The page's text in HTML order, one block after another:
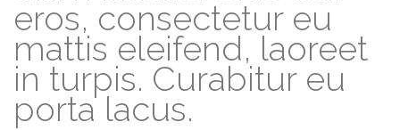
eros, consectetur eu
mattis eleifend, laoreet
in turpis. Curabitur eu
porta lacus.